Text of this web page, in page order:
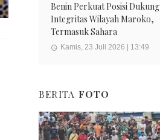
Benin Perkuat Posisi Dukung
Integritas Wilayah Maroko,
Termasuk Sahara
Kamis, 23 Juli 2026 | 13:49
BERITA FOTO